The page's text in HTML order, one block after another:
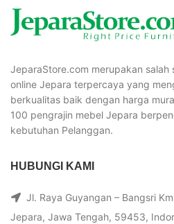
JeparaStore.com merupakan
online Jepara terpercaya yang
berkualitas baik dengan harga
100 pengrajin mebel Jepara
kebutuhan Pelanggan.
HUBUNGI KAMI
Jl. Raya Guyangan – Bangsri
Jepara, Jawa Tengah, 59453,